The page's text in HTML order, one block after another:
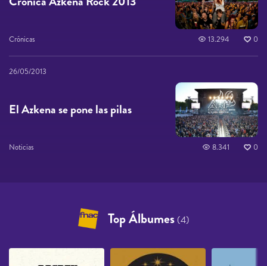
Crónicas 13.294 0
26/05/2013
El Azkena se pone las pilas
Noticias 8.341 0
Top Álbumes (4)